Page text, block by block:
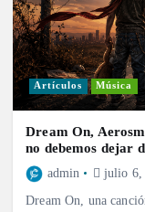
Artículos Música
Dream On,
no debemos dejar
admin julio 6,
Dream On, una